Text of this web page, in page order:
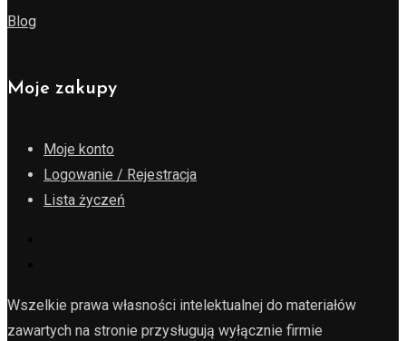
Blog
Moje zakupy
Moje konto
Logowanie / Rejestracja
Lista życzeń
Wszelkie prawa własności intelektualnej do materiałów
zawartych na stronie przysługują wyłącznie firmie